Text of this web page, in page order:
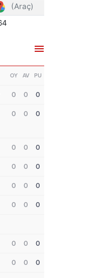
OY AV PU
0 0 0
0 0 0
0 0 0
0 0 0
0 0 0
0 0 0
0 0 0
0 0 0